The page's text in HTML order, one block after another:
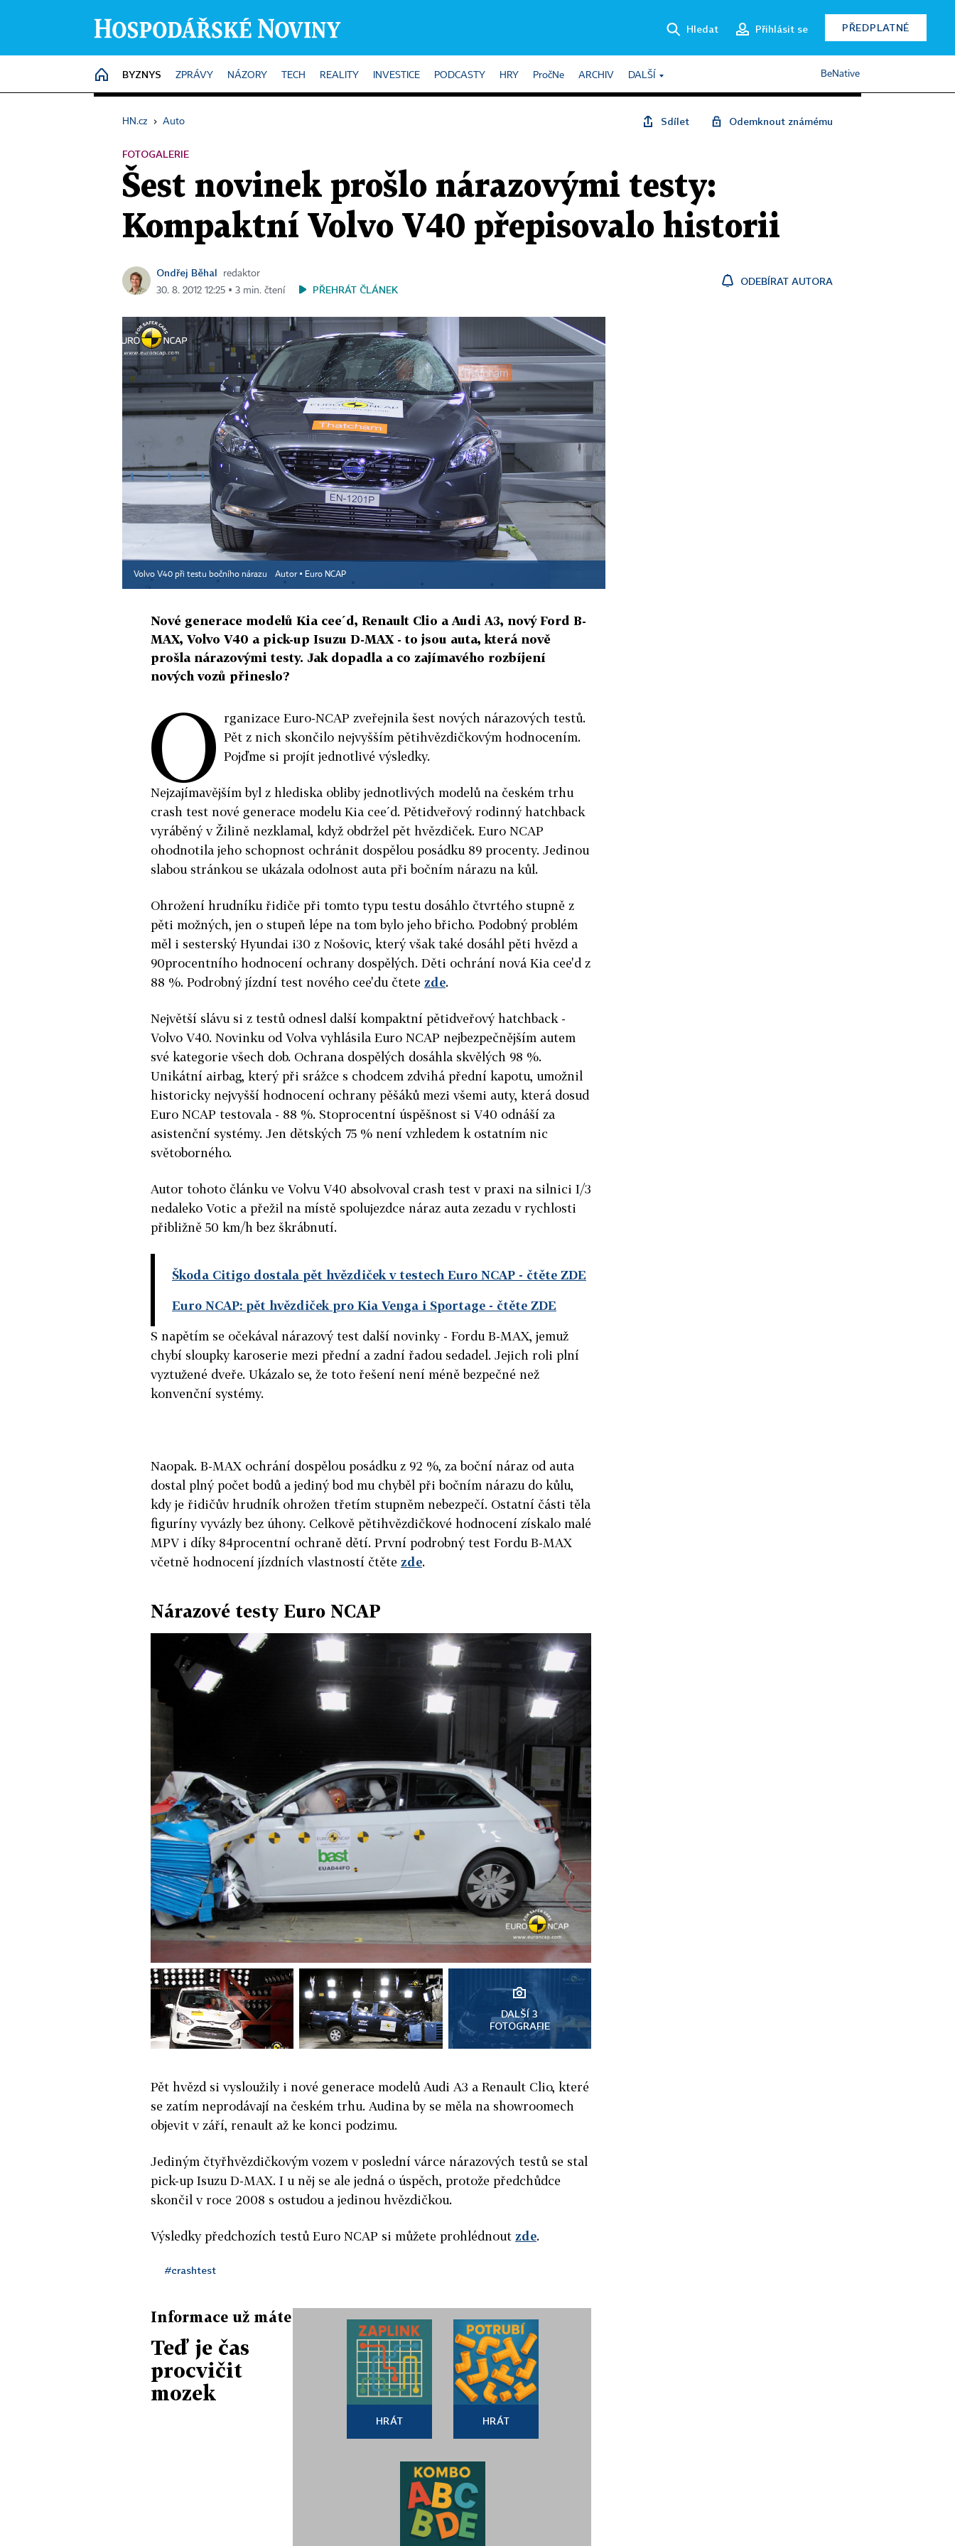
Hledat Přihlásit se PŘEDPLATNÉ
HOME
BYZNYS ZPRÁVY NÁZORY TECH REALITY INVESTICE PODCASTY HRY PročNe ARCHIV DALŠÍ BeNative
HN.cz › Auto Sdílet Odemknout známému
FOTOGALERIE
Šest novinek prošlo nárazovými testy:
Kompaktní Volvo V40 přepisovalo historii
Ondřej Běhal
redaktor
30. 8. 2012 12:25 ▪ 3 min. čtení
PŘEHRÁT ČLÁNEK
ODEBÍRAT AUTORA
Volvo V40 při testu bočního nárazu Autor ▪ Euro NCAP
Nové generace modelů Kia cee´d, Renault Clio a Audi A3, nový Ford B-
MAX, Volvo V40 a pick-up Isuzu D-MAX - to jsou auta, která nově
prošla nárazovými testy. Jak dopadla a co zajímavého rozbíjení
nových vozů přineslo?
O rganizace Euro-NCAP zveřejnila šest nových nárazových testů.
Pět z nich skončilo nejvyšším pětihvězdičkovým hodnocením.
Pojďme si projít jednotlivé výsledky.
Nejzajímavějším byl z hlediska obliby jednotlivých modelů na českém trhu
crash test nové generace modelu Kia cee´d. Pětidveřový rodinný hatchback
vyráběný v Žilině nezklamal, když obdržel pět hvězdiček. Euro NCAP
ohodnotila jeho schopnost ochránit dospělou posádku 89 procenty. Jedinou
slabou stránkou se ukázala odolnost auta při bočním nárazu na kůl.
Ohrožení hrudníku řidiče při tomto typu testu dosáhlo čtvrtého stupně z
pěti možných, jen o stupeň lépe na tom bylo jeho břicho. Podobný problém
měl i sesterský Hyundai i30 z Nošovic, který však také dosáhl pěti hvězd a
90procentního hodnocení ochrany dospělých. Děti ochrání nová Kia cee'd z
88 %. Podrobný jízdní test nového cee'du čtete zde.
Největší slávu si z testů odnesl další kompaktní pětidveřový hatchback -
Volvo V40. Novinku od Volva vyhlásila Euro NCAP nejbezpečnějším autem
své kategorie všech dob. Ochrana dospělých dosáhla skvělých 98 %.
Unikátní airbag, který při srážce s chodcem zdvihá přední kapotu, umožnil
historicky nejvyšší hodnocení ochrany pěšáků mezi všemi auty, která dosud
Euro NCAP testovala - 88 %. Stoprocentní úspěšnost si V40 odnáší za
asistenční systémy. Jen dětských 75 % není vzhledem k ostatním nic
světoborného.
Autor tohoto článku ve Volvu V40 absolvoval crash test v praxi na silnici I/3
nedaleko Votic a přežil na místě spolujezdce náraz auta zezadu v rychlosti
přibližně 50 km/h bez škrábnutí.
Škoda Citigo dostala pět hvězdiček v testech Euro NCAP - čtěte ZDE
Euro NCAP: pět hvězdiček pro Kia Venga i Sportage - čtěte ZDE
S napětím se očekával nárazový test další novinky - Fordu B-MAX, jemuž
chybí sloupky karoserie mezi přední a zadní řadou sedadel. Jejich roli plní
vyztužené dveře. Ukázalo se, že toto řešení není méně bezpečné než
konvenční systémy.
Naopak. B-MAX ochrání dospělou posádku z 92 %, za boční náraz od auta
dostal plný počet bodů a jediný bod mu chyběl při bočním nárazu do kůlu,
kdy je řidičův hrudník ohrožen třetím stupněm nebezpečí. Ostatní části těla
figuríny vyvázly bez úhony. Celkově pětihvězdičkové hodnocení získalo malé
MPV i díky 84procentní ochraně dětí. První podrobný test Fordu B-MAX
včetně hodnocení jízdních vlastností čtěte zde.
Nárazové testy Euro NCAP
DALŠÍ 3
FOTOGRAFIE
Pět hvězd si vysloužily i nové generace modelů Audi A3 a Renault Clio, které
se zatím neprodávají na českém trhu. Audina by se měla na showroomech
objevit v září, renault až ke konci podzimu.
Jediným čtyřhvězdičkovým vozem v poslední várce nárazových testů se stal
pick-up Isuzu D-MAX. I u něj se ale jedná o úspěch, protože předchůdce
skončil v roce 2008 s ostudou a jedinou hvězdičkou.
Výsledky předchozích testů Euro NCAP si můžete prohlédnout zde.
#crashtest
Informace už máte
Teď je čas
procvičit
mozek
HRÁT HRÁT